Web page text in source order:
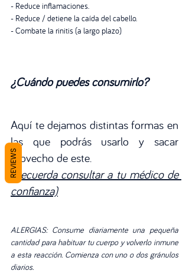
- Reduce inflamaciones.
- Reduce / detiene la caída del cabello.
- Combate la rinitis (a largo plazo)
¿Cuándo puedes consumirlo?
Aquí te dejamos distintas formas en
las que podrás usarlo y sacar
provecho de este.
(Recuerda consultar a tu médico de
confianza)
ALERGIAS: Consume diariamente una pequeña
cantidad para habituar tu cuerpo y volverlo inmune
a esta reacción. Comienza con uno o dos gránulos
diarios.
REVIEWS